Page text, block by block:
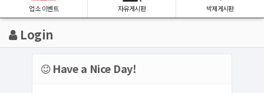
업소 이벤트 자유게시판 박제게시판
Login
Have a Nice Day!